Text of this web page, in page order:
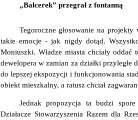
„Balcerek” przegrał z fontanną
Tegoroczne głosowanie na
takie emocje - jak nigdy dotąd.
Moniuszki. Władze miasta chciały
dewelopera w zamian za działki
do lepszej ekspozycji i funkcjonowania
obiekt mieszkalny, a ratusz chciał
Jednak propozycja ta budzi
Działacze Stowarzyszenia Razem dla